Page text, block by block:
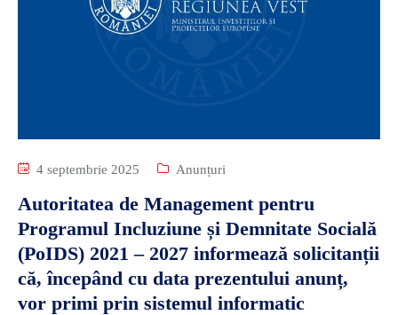
4 septembrie 2025 Anunțuri
Autoritatea de Management pentru
Programul Incluziune și Demnitate Socială
(PoIDS) 2021 – 2027 informează solicitanții
că, începând cu data prezentului anunț,
vor primi prin sistemul informatic